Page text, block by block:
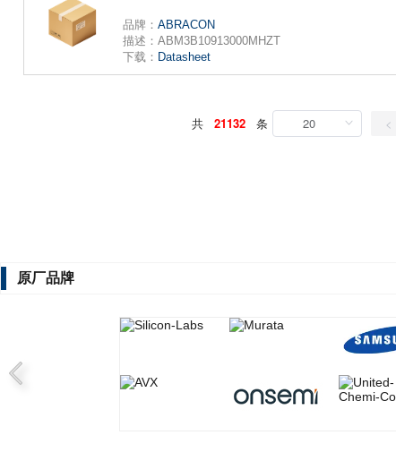
品牌： ABRACON
描述： ABM3B10913000MHZT
下载： Datasheet
共 21132条 20 <
原厂品牌